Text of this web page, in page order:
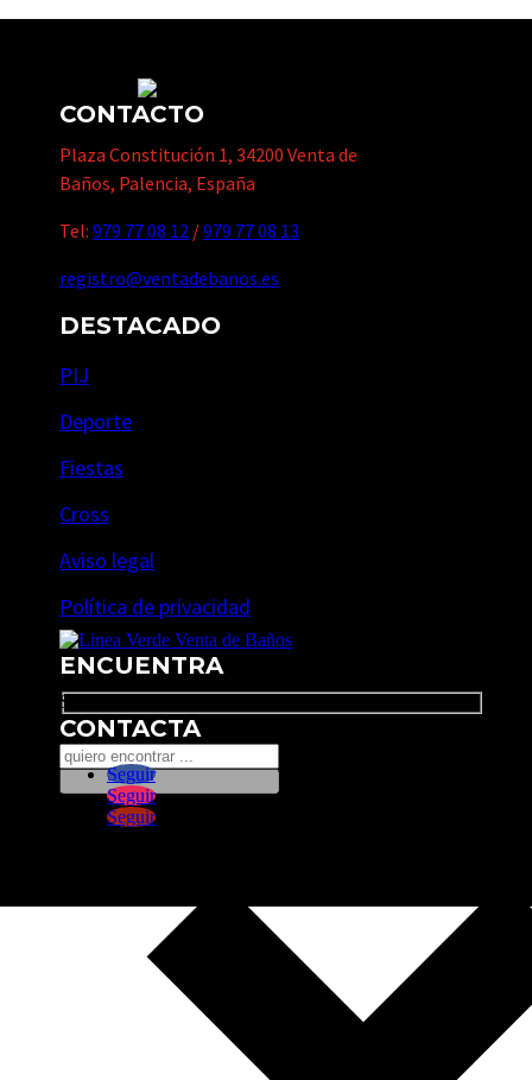
CONTACTO
Plaza Constitución 1, 34200 Venta de
Baños, Palencia, España
Tel: 979 77 08 12 /979 77 08 13
registro@ventadebanos.es
DESTACADO
PIJ
Deporte
Fiestas
Cross
Aviso legal
Política de privacidad
ENCUENTRA
Search
CONTACTA
Seguir
Seguir
Seguir